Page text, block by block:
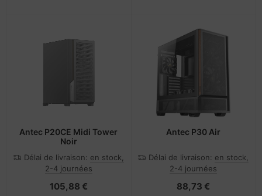
Antec P20CE Midi Tower
Noir
Délai de livraison: en stock,
2-4 journées
105,88 €
Antec P30 Air
Délai de livraison: en stock,
2-4 journées
88,73 €